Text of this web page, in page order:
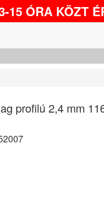
15 ÓRA KÖZT
profilú 2,4 mm